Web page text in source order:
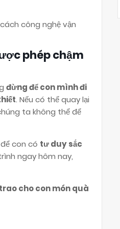
cách công nghệ vận
phép chậm
đừng để con mình đi
. Nếu có thể quay lại
ta không thể để
con có tư duy sắc
ngay hôm nay,
cho con món quà